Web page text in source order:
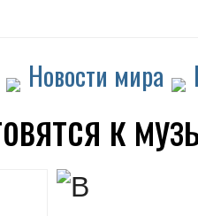
Новости мира
к